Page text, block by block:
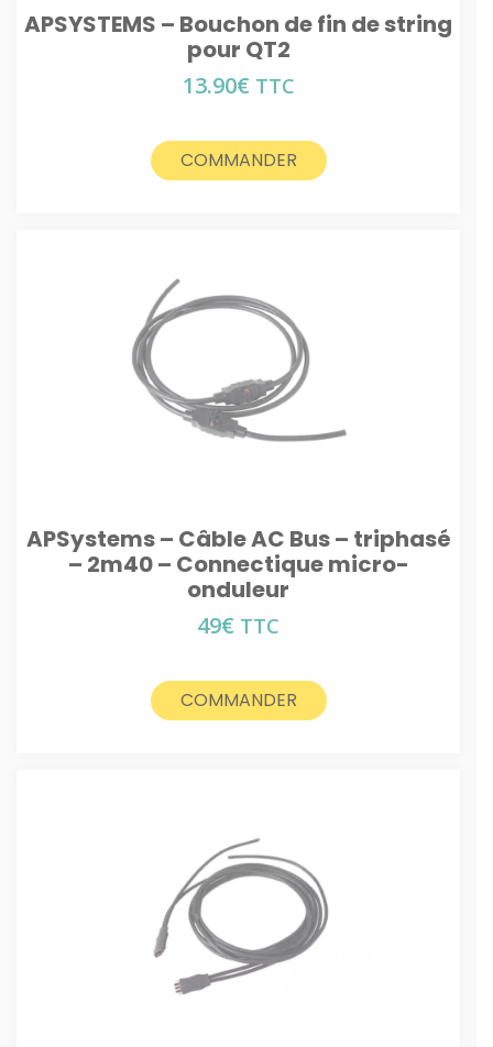
APSYSTEMS – Bouchon de fin de string
pour QT2
13.90€ TTC
COMMANDER
APSystems – Câble AC Bus – triphasé
– 2m40 – Connectique micro-
onduleur
49€ TTC
COMMANDER